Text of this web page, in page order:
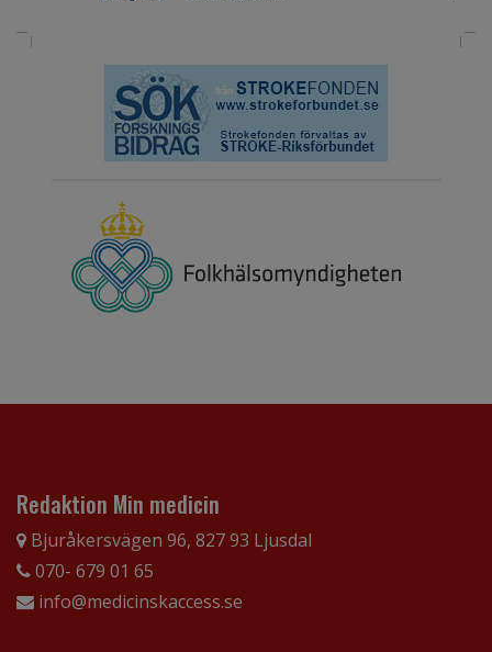
Redaktion Min medicin
Bjuråkersvägen 96, 827 93 Ljusdal
070- 679 01 65
info@medicinskaccess.se